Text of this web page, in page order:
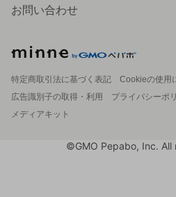
お問い合わせ
特定商取引法に基づく表記
Cookieの使用
広告識別子の取得・利用
プライバシーポ
メディアキット
©GMO Pepabo, Inc. All